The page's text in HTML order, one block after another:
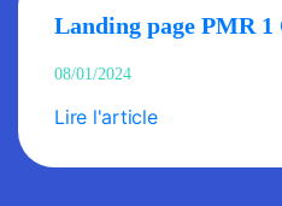
Landing page PMR
08/01/2024
Lire l'article